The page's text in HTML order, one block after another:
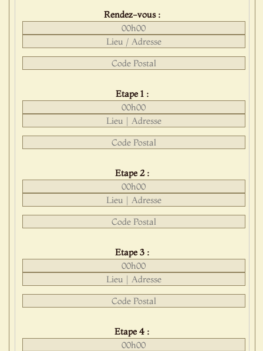
Rendez-vous :
Etape 1 :
Etape 2 :
Etape 3 :
Etape 4 :